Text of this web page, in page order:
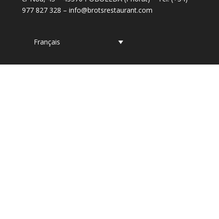
977 827 328 – info@brotsrestaurant.com
Français